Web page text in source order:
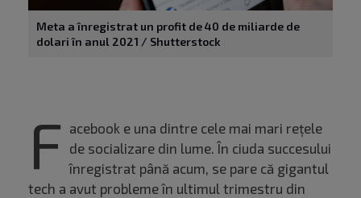
Meta a înregistrat un profit de 40 de miliarde de
dolari în anul 2021 / Shutterstock
F acebook e una dintre cele mai mari rețele
de socializare din lume. În ciuda succesului
înregistrat până acum, se pare că gigantul
tech a avut probleme în ultimul trimestru din